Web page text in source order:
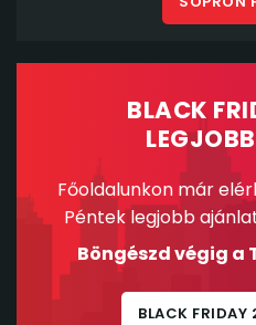
BLACK
Főoldalunkon már
Péntek legjobb
Böngészd végig a
BLACK